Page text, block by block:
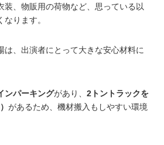
装、物販用の荷物など、思っている以
ります。
は、出演者にとって大きな安心材料に
ンパーキングがあり、2トントラックを
があるため、機材搬入もしやすい環境